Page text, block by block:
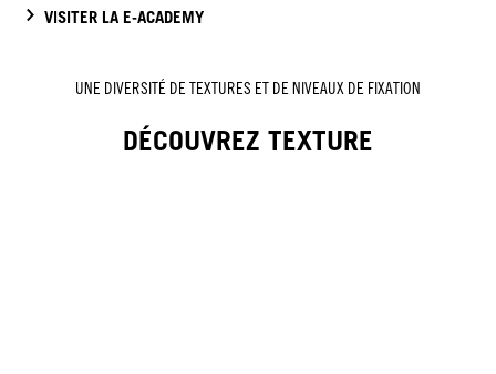
VISITER LA E-ACADEMY
UNE DIVERSITÉ DE TEXTURES ET DE NIVEAUX DE FIXATION
DÉCOUVREZ TEXTURE